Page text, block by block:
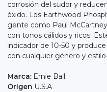
corrosión del sudor y
óxido. Los Earthwood
gente como Paul
con tonos cálidos y ricos.
indicador de 10-50 y
con cualquier género y
Marca: Ernie Ball
Origen U.S.A